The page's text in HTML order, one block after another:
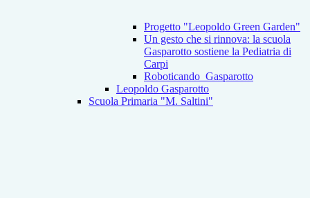
Progetto "Leopoldo Green Garden"
Un gesto che si rinnova: la scuola
Gasparotto sostiene la Pediatria di
Carpi
Roboticando_Gasparotto
Leopoldo Gasparotto
Scuola Primaria "M. Saltini"